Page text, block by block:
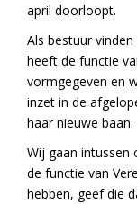
april doorloopt.
Als bestuur
heeft de functie
vormgegeven en
inzet in de
haar nieuwe baan.
Wij gaan intussen
de functie van
hebben, geef die